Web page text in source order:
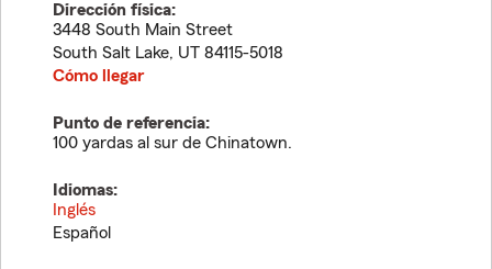
Dirección física:
3448 South Main Street
South Salt Lake, UT 84115-5018
Cómo llegar
Punto de referencia:
100 yardas al sur de Chinatown.
Idiomas:
Inglés
Español